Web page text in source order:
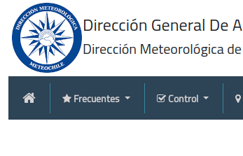
Frecuentes Control